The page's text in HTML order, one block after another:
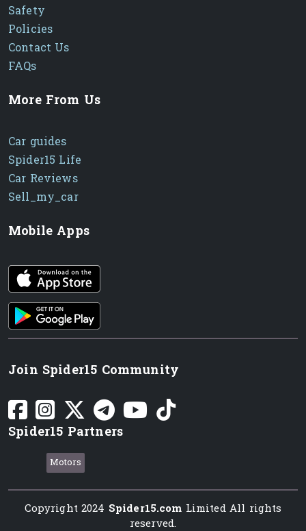
Safety
Policies
Contact Us
FAQs
More From Us
Car guides
Spider15 Life
Car Reviews
Sell_my_car
Mobile Apps
iOS app
Android App
Join Spider15 Community
Spider15 Partners
Motors
Copyright 2024 Spider15.com Limited All rights
reserved.